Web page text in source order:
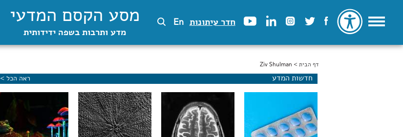
חדר עיתונות En מסע הקסם המדעי
מדע ותרבות בשפה ידידותית
הינך נמצא כאן
דף הבית > Ziv Shulman
חדשות המדע ראה הכל >